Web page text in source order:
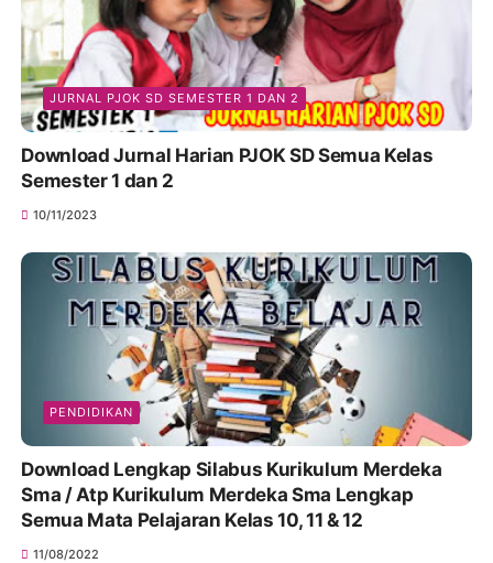
JURNAL PJOK SD SEMESTER 1 DAN 2
Download Jurnal Harian PJOK SD Semua Kelas
Semester 1 dan 2
10/11/2023
PENDIDIKAN
Download Lengkap Silabus Kurikulum Merdeka
Sma / Atp Kurikulum Merdeka Sma Lengkap
Semua Mata Pelajaran Kelas 10, 11 & 12
11/08/2022